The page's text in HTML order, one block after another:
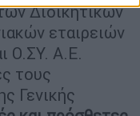
Διοικητικών
εταιρειών
Ο.ΣΥ. Α.Ε.
τους
Γενικής